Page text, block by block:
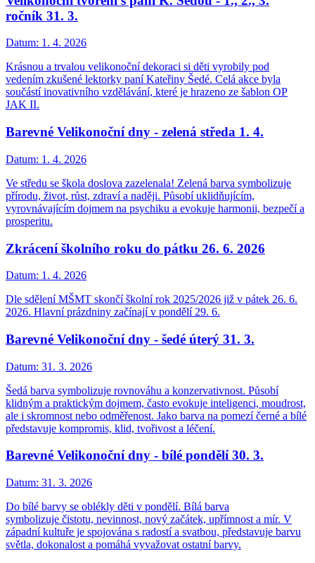
ročník 31. 3.
Datum: 1. 4. 2026
Krásnou a trvalou velikonoční dekoraci si děti vyrobily pod
vedením zkušené lektorky paní Kateřiny Šedé. Celá akce byla
součástí inovativního vzdělávání, které je hrazeno ze šablon OP
JAK II.
Barevné Velikonoční dny - zelená středa 1. 4.
Datum: 1. 4. 2026
Ve středu se škola doslova zazelenala! Zelená barva symbolizuje
přírodu, život, růst, zdraví a naději. Působí uklidňujícím,
vyrovnávajícím dojmem na psychiku a evokuje harmonii, bezpečí a
prosperitu.
Zkrácení školního roku do pátku 26. 6. 2026
Datum: 1. 4. 2026
Dle sdělení MŠMT skončí školní rok 2025/2026 již v pátek 26. 6.
2026. Hlavní prázdniny začínají v pondělí 29. 6.
Barevné Velikonoční dny - šedé úterý 31. 3.
Datum: 31. 3. 2026
Šedá barva symbolizuje rovnováhu a konzervativnost. Působí
klidným a praktickým dojmem, často evokuje inteligenci, moudrost,
ale i skromnost nebo odměřenost. Jako barva na pomezí černé a bílé
představuje kompromis, klid, tvořivost a léčení.
Barevné Velikonoční dny - bílé pondělí 30. 3.
Datum: 31. 3. 2026
Do bílé barvy se oblékly děti v pondělí. Bílá barva
symbolizuje čistotu, nevinnost, nový začátek, upřímnost a mír. V
západní kultuře je spojována s radostí a svatbou, představuje barvu
světla, dokonalost a pomáhá vyvažovat ostatní barvy.